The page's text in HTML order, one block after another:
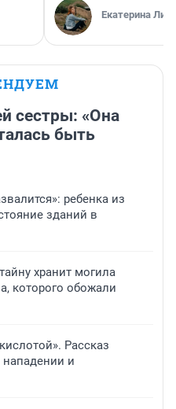
Екатерина
сестры: «Она
быть
ребенка из
зданий в
хранит могила
которого обожали
Рассказ
нападении и